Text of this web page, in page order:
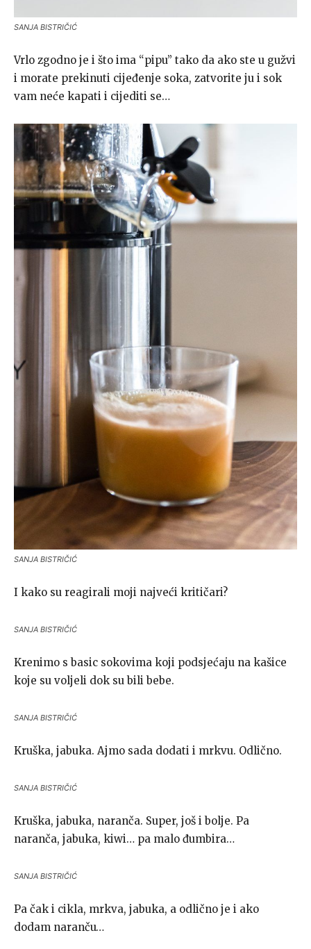
SANJA BISTRIČIĆ
Vrlo zgodno je i što ima “pipu” tako da ako ste u gužvi
i morate prekinuti cijeđenje soka, zatvorite ju i sok
vam neće kapati i cijediti se…
SANJA BISTRIČIĆ
I kako su reagirali moji najveći kritičari?
SANJA BISTRIČIĆ
Krenimo s basic sokovima koji podsjećaju na kašice
koje su voljeli dok su bili bebe.
SANJA BISTRIČIĆ
Kruška, jabuka. Ajmo sada dodati i mrkvu. Odlično.
SANJA BISTRIČIĆ
Kruška, jabuka, naranča. Super, još i bolje. Pa
naranča, jabuka, kiwi… pa malo đumbira…
SANJA BISTRIČIĆ
Pa čak i cikla, mrkva, jabuka, a odlično je i ako
dodam naranču…